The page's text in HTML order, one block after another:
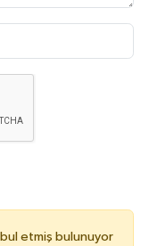
etmiş bulunuyor